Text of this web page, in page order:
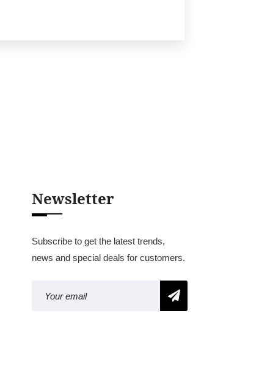
Newsletter
Subscribe to get the latest trends,
news and special deals for customers.